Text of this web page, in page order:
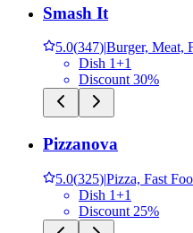
Smash It
5.0(347)|Burger, Meat,
Dish 1+1
Discount 30%
Pizzanova
5.0(325)|Pizza, Fast
Dish 1+1
Discount 25%